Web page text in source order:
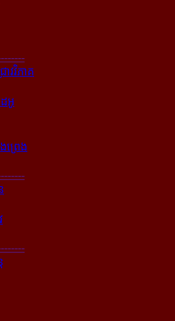
វវិភាគ
េអូ
ព្រេង